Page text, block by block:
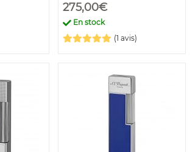
275,00€
En stock
(1 avis)